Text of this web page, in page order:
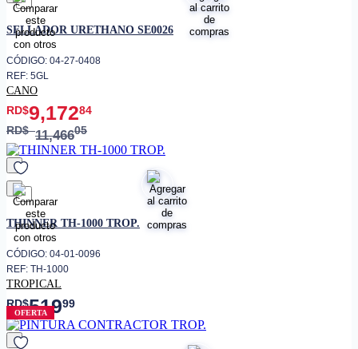
favorito
SELLADOR URETHANO SE0026
CÓDIGO: 04-27-0408
REF: 5GL
CANO
RD$9,17284
RD$11,46605
favorito
THINNER TH-1000 TROP.
CÓDIGO: 04-01-0096
REF: TH-1000
TROPICAL
RD$51999
OFERTA